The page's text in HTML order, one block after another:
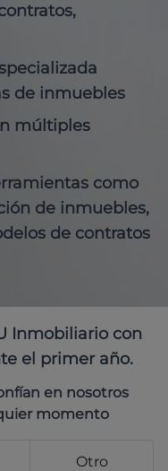
de inmuebles
múltiples
como
de inmuebles,
de contratos
Inmobiliario con
el primer año.
en nosotros
momento
Otro